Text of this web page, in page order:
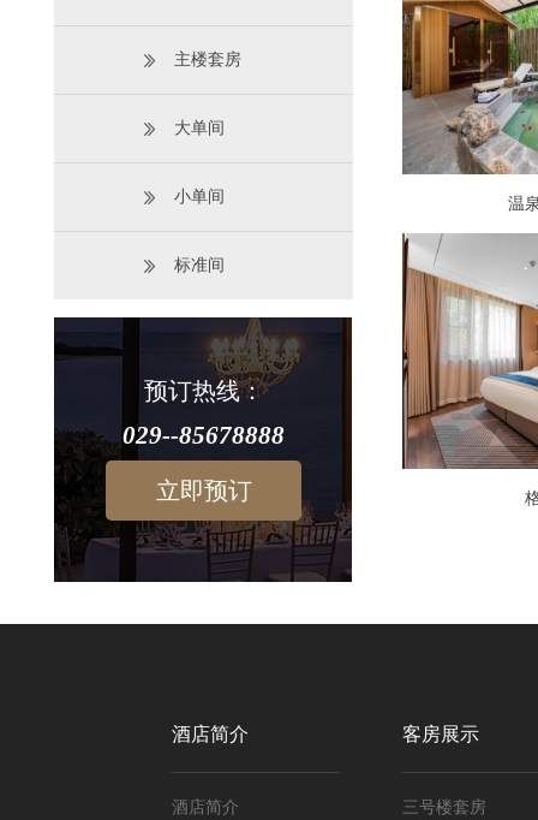
主楼套房
大单间
小单间
标准间
预订热线：
029--85678888
立即预订
温
酒店简介
酒店简介
客房展示
三号楼套房